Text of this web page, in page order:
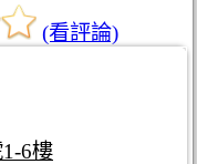
(看評論)
6樓